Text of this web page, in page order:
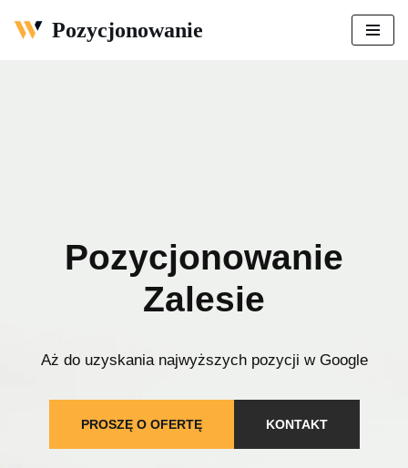
Pozycjonowanie
Pozycjonowanie
Zalesie
Aż do uzyskania najwyższych pozycji w Google
PROSZĘ O OFERTĘ KONTAKT